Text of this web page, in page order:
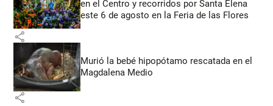
en el Centro y recorridos por Santa Elena
este 6 de agosto en la Feria de las Flores
share
Murió la bebé hipopótamo rescatada en el
Magdalena Medio
share